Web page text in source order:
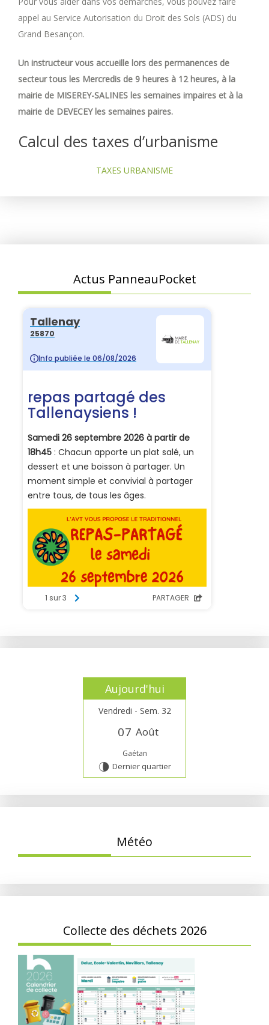
appel au Service Autorisation du Droit des Sols (ADS) du
Grand Besançon.
Un instructeur vous accueille lors des permanences de
secteur tous les Mercredis de 9 heures à 12 heures, à la
mairie de MISEREY-SALINES les semaines impaires et à la
mairie de DEVECEY les semaines paires.
Calcul des taxes d’urbanisme
TAXES URBANISME
Actus PanneauPocket
Aujourd'hui
Vendredi - Sem. 32
07 Août
Gaétan
U Dernier quartier
Météo
Collecte des déchets 2026